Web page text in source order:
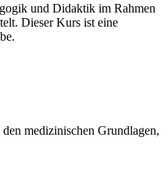
und Didaktik im Rahmen
Dieser Kurs ist eine
medizinischen Grundlagen,